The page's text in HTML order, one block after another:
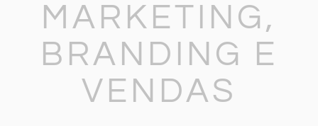
MARKETING,
BRANDING E
VENDAS